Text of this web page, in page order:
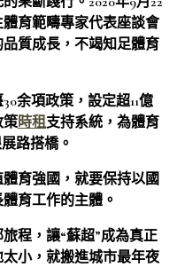
育範疇專家代表座談會
質成長，不竭知足體育
余項政策，設定超11億
策時租支持系統，為體育
路搭橋。
育強國，就要保持以國
育工作的主體。
程，讓“蘇超”成為真正
小，就搬進城市最年夜